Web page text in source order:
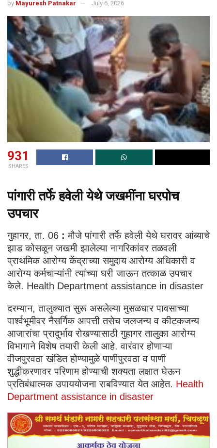
by Mayuresh Patnakar July 6, 2026
931
SHARES
पांगारी तर्फे हवेली येथे जखमींना घरपोच
उपचार
गुहागर, ता. 06 : मौजे पांगारी तर्फे हवेली येथे घरावर आंब्याचे
झाड कोसळून जखमी झालेल्या नागरिकांवर तळवली
प्राथमिक आरोग्य केंद्राच्या समुदाय आरोग्य अधिकारी व
आरोग्य कर्मचाऱ्यांनी त्यांच्या घरी जाऊन तत्काळ उपचार
केले. Health Department assistance in disaster
दरम्यान, तालुक्यात सुरू असलेल्या मुसळधार पावसाच्या
पार्श्वभूमीवर नैसर्गिक आपत्ती तसेच जलजन्य व कीटकजन्य
आजारांचा प्रादुर्भाव रोखण्यासाठी गुहागर तालुका आरोग्य
विभागाने विशेष तयारी केली आहे. वारंवार होणाऱ्या
वीजपुरवठा खंडित होण्यामुळे पाणीपुरवठा व पाणी
शुद्धीकरणावर परिणाम होण्याची शक्यता लक्षात घेऊन
प्रतिबंधात्मक उपाययोजना राबविण्यात येत आहेत. Health
Department assistance in disaster